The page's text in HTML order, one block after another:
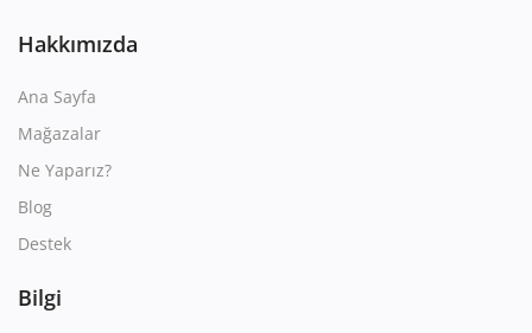
Hakkımızda
Ana Sayfa
Mağazalar
Ne Yaparız?
Blog
Destek
Bilgi